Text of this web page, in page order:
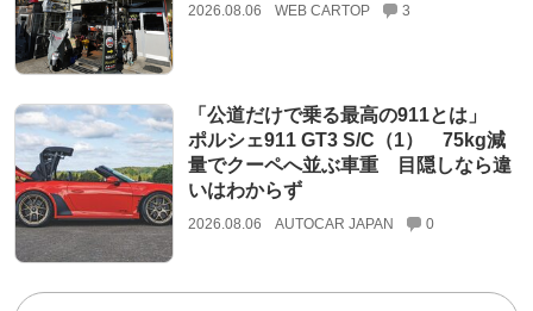
2026.08.06 WEB CARTOP 3
「公道だけで乗る最高の911とは」
ポルシェ911 GT3 S/C（1） 75kg減
量でクーペへ並ぶ車重 目隠しなら違
いはわからず
2026.08.06 AUTOCAR JAPAN 0